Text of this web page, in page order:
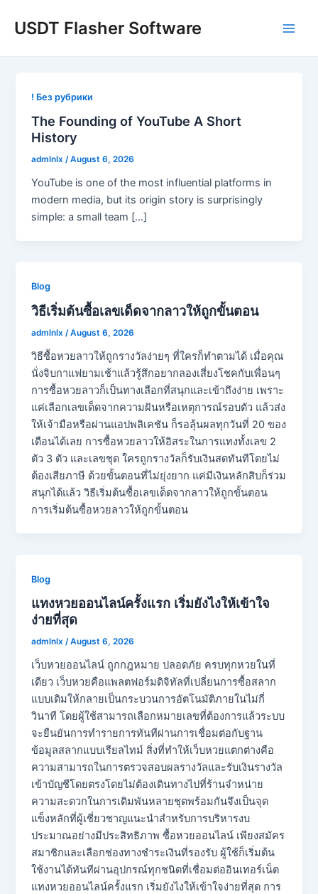
USDT Flasher Software
! Без рубрики
The Founding of YouTube A Short
History
admlnlx/August 6, 2026
YouTube is one of the most influential platforms in
modern media, but its origin story is surprisingly
simple: a small team […]
Blog
วิธีเริ่มต้นซื้อเลขเด็ดจากลาวให้ถูกขั้นตอน
admlnlx /August 6, 2026
วิธีซื้อหวยลาวให้ถูกรางวัลง่ายๆ ที่ใครก็ทำตามได้ เมื่อคุณ
นั่งจิบกาแฟยามเช้าแล้วรู้สึกอยากลองเสี่ยงโชคกับเพื่อนๆ
การซื้อหวยลาวก็เป็นทางเลือกที่สนุกและเข้าถึงง่าย เพราะ
แค่เลือกเลขเด็ดจากความฝันหรือเหตุการณ์รอบตัว แล้วส่ง
ให้เจ้ามือหรือผ่านแอปพลิเคชัน ก็รอลุ้นผลทุกวันที่ 20 ของ
เดือนได้เลย การซื้อหวยลาวให้อิสระในการแทงทั้งเลข 2
ตัว 3 ตัว และเลขชุด ใครถูกรางวัลก็รับเงินสดทันทีโดยไม่
ต้องเสียภาษี ด้วยขั้นตอนที่ไม่ยุ่งยาก แค่มีเงินหลักสิบก็ร่วม
สนุกได้แล้ว วิธีเริ่มต้นซื้อเลขเด็ดจากลาวให้ถูกขั้นตอน
การเริ่มต้นซื้อหวยลาวให้ถูกขั้นตอน
Blog
แทงหวยออนไลน์ครั้งแรก เริ่มยังไงให้เข้าใจ
ง่ายที่สุด
admlnlx/August 6, 2026
เว็บหวยออนไลน์ ถูกกฎหมาย ปลอดภัย ครบทุกหวยในที่
เดียว เว็บหวยคือแพลตฟอร์มดิจิทัลที่เปลี่ยนการซื้อสลาก
แบบเดิมให้กลายเป็นกระบวนการอัตโนมัติภายในไม่กี่
วินาที โดยผู้ใช้สามารถเลือกหมายเลขที่ต้องการแล้วระบบ
จะยืนยันการทำรายการทันทีผ่านการเชื่อมต่อกับฐาน
ข้อมูลสลากแบบเรียลไทม์ สิ่งที่ทำให้เว็บหวยแตกต่างคือ
ความสามารถในการตรวจสอบผลรางวัลและรับเงินรางวัล
เข้าบัญชีโดยตรงโดยไม่ต้องเดินทางไปที่ร้านจำหน่าย
ความสะดวกในการเดิมพันหลายชุดพร้อมกันจึงเป็นจุด
แข็งหลักที่ผู้เชี่ยวชาญแนะนำสำหรับการบริหารงบ
ประมาณอย่างมีประสิทธิภาพ ซื้อหวยออนไลน์ เพียงสมัคร
สมาชิกและเลือกช่องทางชำระเงินที่รองรับ ผู้ใช้ก็เริ่มต้น
ใช้งานได้ทันทีผ่านอุปกรณ์ทุกชนิดที่เชื่อมต่ออินเทอร์เน็ต
แทงหวยออนไลน์ครั้งแรก เริ่มยังไงให้เข้าใจง่ายที่สุด การ